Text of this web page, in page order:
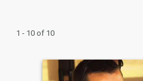
1 - 10 of 10